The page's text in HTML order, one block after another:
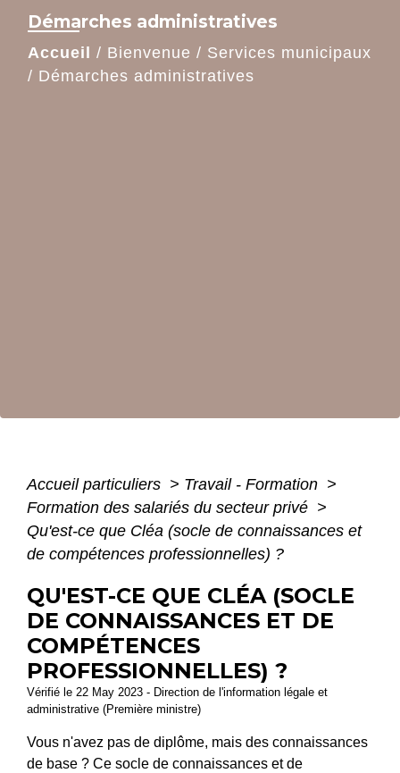
Démarches administratives
Accueil / Bienvenue / Services municipaux
/ Démarches administratives
Accueil particuliers > Travail - Formation >
Formation des salariés du secteur privé >
Qu'est-ce que Cléa (socle de connaissances et
de compétences professionnelles) ?
QU'EST-CE QUE CLÉA (SOCLE
DE CONNAISSANCES ET DE
COMPÉTENCES
PROFESSIONNELLES) ?
Vérifié le 22 May 2023 - Direction de l'information légale et
administrative (Première ministre)
Vous n'avez pas de diplôme, mais des connaissances
de base ? Ce socle de connaissances et de